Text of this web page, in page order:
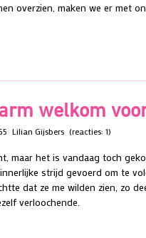
overzien, maken we er met
welkom
Lilian Gijsbers (reacties: 1)
maar het is vandaag toch
strijd gevoerd om te
dat ze me wilden zien, zo
verloochende.